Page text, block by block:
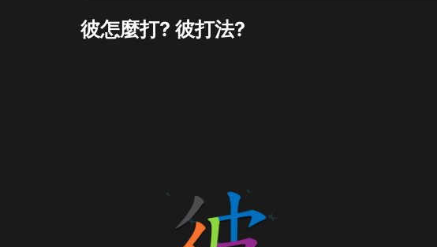
彼怎麼打? 彼打法?